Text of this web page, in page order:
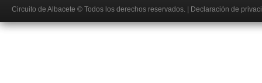
Circuito de Albacete © Todos los derechos reservados. Declaración de